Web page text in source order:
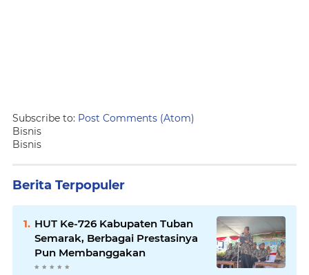
Subscribe to: Post Comments (Atom)
Bisnis
Bisnis
Berita Terpopuler
HUT Ke-726 Kabupaten Tuban
Semarak, Berbagai Prestasinya
Pun Membanggakan